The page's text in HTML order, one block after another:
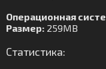
Операционная
Размер: 259MB
Статистика: